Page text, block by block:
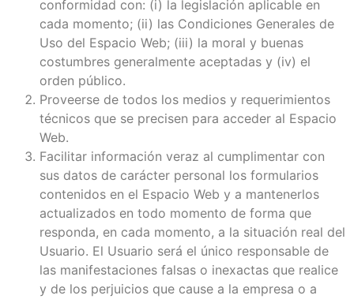
conformidad con: (i) la legislación aplicable en
cada momento; (ii) las Condiciones Generales de
Uso del Espacio Web; (iii) la moral y buenas
costumbres generalmente aceptadas y (iv) el
orden público.
Proveerse de todos los medios y requerimientos
técnicos que se precisen para acceder al Espacio
Web.
Facilitar información veraz al cumplimentar con
sus datos de carácter personal los formularios
contenidos en el Espacio Web y a mantenerlos
actualizados en todo momento de forma que
responda, en cada momento, a la situación real del
Usuario. El Usuario será el único responsable de
las manifestaciones falsas o inexactas que realice
y de los perjuicios que cause a la empresa o a